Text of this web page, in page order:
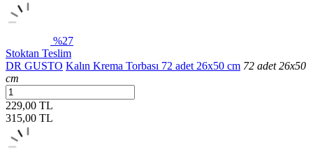
%27
Stoktan Teslim
DR GUSTO Kalın Krema Torbası 72 adet 26x50 cm 72 adet 26x50
cm
229,00 TL
315,00 TL